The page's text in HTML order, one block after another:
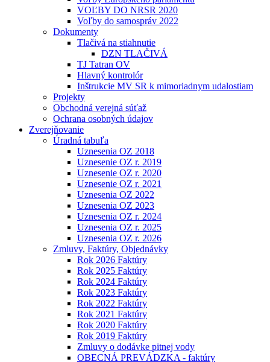
VOĽBY DO NRSR 2020
Voľby do samospráv 2022
Dokumenty
Tlačivá na stiahnutie
DZN TLAČIVÁ
TJ Tatran OV
Hlavný kontrolór
Inštrukcie MV SR k mimoriadnym udalostiam
Projekty
Obchodná verejná súťaž
Ochrana osobných údajov
Zverejňovanie
Úradná tabuľa
Uznesenia OZ 2018
Uznesenie OZ r. 2019
Uznesenie OZ r. 2020
Uznesenie OZ r. 2021
Uznesenia OZ 2022
Uznesenia OZ 2023
Uznesenia OZ r. 2024
Uznesenia OZ r. 2025
Uznesenia OZ r. 2026
Zmluvy, Faktúry, Objednávky
Rok 2026 Faktúry
Rok 2025 Faktúry
Rok 2024 Faktúry
Rok 2023 Faktúry
Rok 2022 Faktúry
Rok 2021 Faktúry
Rok 2020 Faktúry
Rok 2019 Faktúry
Zmluvy o dodávke pitnej vody
OBECNÁ PREVÁDZKA - faktúry